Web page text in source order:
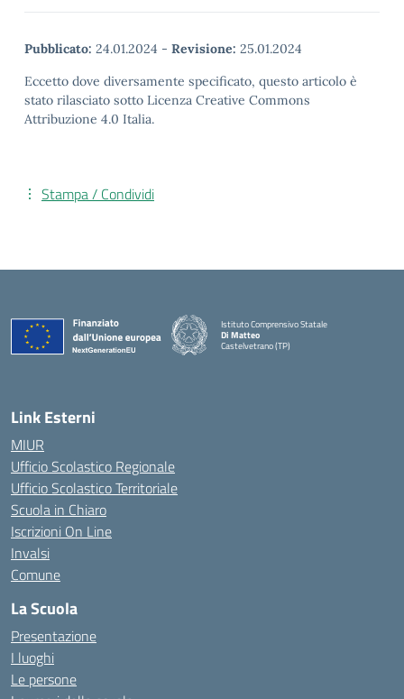
Pubblicato: 24.01.2024 - Revisione: 25.01.2024
Eccetto dove diversamente specificato, questo articolo è
stato rilasciato sotto Licenza Creative Commons
Attribuzione 4.0 Italia.
Stampa / Condividi
Istituto Comprensivo Statale
Di Matteo
Castelvetrano (TP)
Link Esterni
MIUR
Ufficio Scolastico Regionale
Ufficio Scolastico Territoriale
Scuola in Chiaro
Iscrizioni On Line
Invalsi
Comune
La Scuola
Presentazione
I luoghi
Le persone